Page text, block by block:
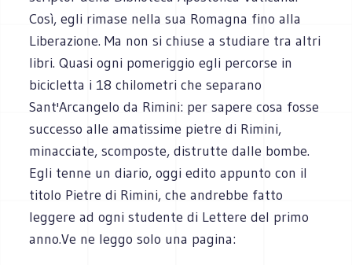
Così, egli rimase nella sua Romagna fino alla
Liberazione. Ma non si chiuse a studiare tra altri
libri. Quasi ogni pomeriggio egli percorse in
bicicletta i 18 chilometri che separano
Sant'Arcangelo da Rimini: per sapere cosa fosse
successo alle amatissime pietre di Rimini,
minacciate, scomposte, distrutte dalle bombe.
Egli tenne un diario, oggi edito appunto con il
titolo Pietre di Rimini, che andrebbe fatto
leggere ad ogni studente di Lettere del primo
anno.Ve ne leggo solo una pagina: